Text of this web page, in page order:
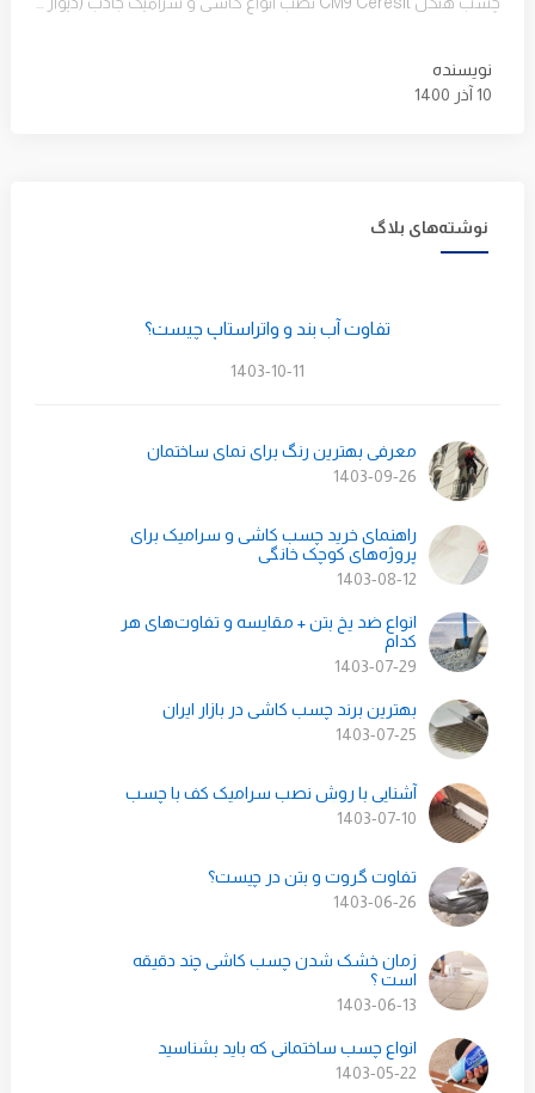
نویسنده
10 آذر 1400
نوشته‌های بلاگ
تفاوت آب بند و واتراستاپ چیست؟
1403-10-11
معرفی بهترین رنگ برای نمای ساختمان
1403-09-26
راهنمای خرید چسب کاشی و سرامیک برای
پروژه‌های کوچک خانگی
1403-08-12
انواع ضد یخ بتن + مقایسه و تفاوت‌های هر
کدام
1403-07-29
بهترین برند چسب کاشی در بازار ایران
1403-07-25
آشنایی با روش نصب سرامیک کف با چسب
1403-07-10
تفاوت گروت و بتن در چیست؟
1403-06-26
زمان خشک شدن چسب کاشی چند دقیقه
است ؟
1403-06-13
انواع چسب ساختمانی که باید بشناسید
1403-05-22